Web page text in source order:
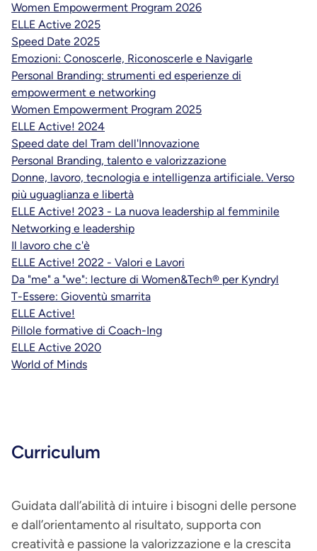
Women Empowerment Program 2026
ELLE Active 2025
Speed Date 2025
Emozioni: Conoscerle, Riconoscerle e Navigarle
Personal Branding: strumenti ed esperienze di
empowerment e networking
Women Empowerment Program 2025
ELLE Active! 2024
Speed date del Tram dell'Innovazione
Personal Branding, talento e valorizzazione
Donne, lavoro, tecnologia e intelligenza artificiale. Verso
più uguaglianza e libertà
ELLE Active! 2023 - La nuova leadership al femminile
Networking e leadership
Il lavoro che c'è
ELLE Active! 2022 - Valori e Lavori
Da "me" a "we": lecture di Women&Tech® per Kyndryl
T-Essere: Gioventù smarrita
ELLE Active!
Pillole formative di Coach-Ing
ELLE Active 2020
World of Minds
Curriculum
Guidata dall’abilità di intuire i bisogni delle persone
e dall’orientamento al risultato, supporta con
creatività e passione la valorizzazione e la crescita